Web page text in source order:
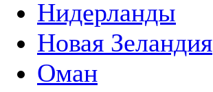
Нидерланды
Новая Зеландия
Оман